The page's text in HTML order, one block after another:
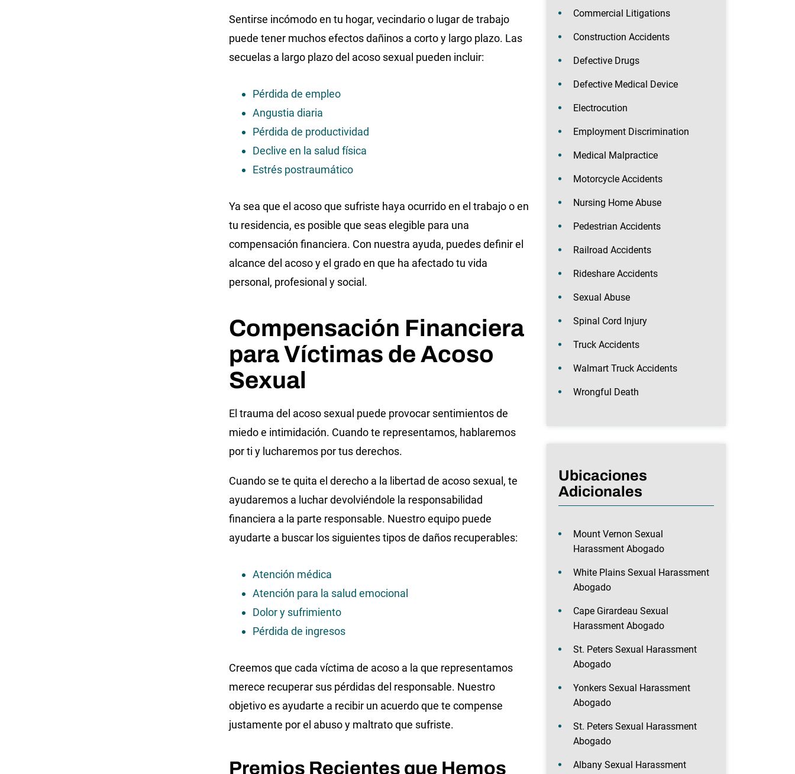
Sentirse incómodo en tu hogar, vecindario o lugar de trabajo
puede tener muchos efectos dañinos a corto y largo plazo. Las
secuelas a largo plazo del acoso sexual pueden incluir:
Pérdida de empleo
Angustia diaria
Pérdida de productividad
Declive en la salud física
Estrés postraumático
Ya sea que el acoso que sufriste haya ocurrido en el trabajo o en
tu residencia, es posible que seas elegible para una
compensación financiera. Con nuestra ayuda, puedes definir el
alcance del acoso y el grado en que ha afectado tu vida
personal, profesional y social.
Compensación Financiera
para Víctimas de Acoso
Sexual
El trauma del acoso sexual puede provocar sentimientos de
miedo e intimidación. Cuando te representamos, hablaremos
por ti y lucharemos por tus derechos.
Cuando se te quita el derecho a la libertad de acoso sexual, te
ayudaremos a luchar devolviéndole la responsabilidad
financiera a la parte responsable. Nuestro equipo puede
ayudarte a buscar los siguientes tipos de daños recuperables:
Atención médica
Atención para la salud emocional
Dolor y sufrimiento
Pérdida de ingresos
Creemos que cada víctima de acoso a la que representamos
merece recuperar sus pérdidas del responsable. Nuestro
objetivo es ayudarte a recibir un acuerdo que te compense
justamente por el abuso y maltrato que sufriste.
Premios Recientes que Hemos
Commercial Litigations
Construction Accidents
Defective Drugs
Defective Medical Device
Electrocution
Employment Discrimination
Medical Malpractice
Motorcycle Accidents
Nursing Home Abuse
Pedestrian Accidents
Railroad Accidents
Rideshare Accidents
Sexual Abuse
Spinal Cord Injury
Truck Accidents
Walmart Truck Accidents
Wrongful Death
Ubicaciones
Adicionales
Mount Vernon Sexual
Harassment Abogado
White Plains Sexual Harassment
Abogado
Cape Girardeau Sexual
Harassment Abogado
St. Peters Sexual Harassment
Abogado
Yonkers Sexual Harassment
Abogado
St. Peters Sexual Harassment
Abogado
Albany Sexual Harassment